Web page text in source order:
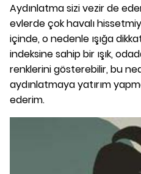
Aydınlatma sizi vezir de
evlerde çok havalı
içinde, o nedenle ışığa
indeksine sahip bir ışık,
renklerini gösterebilir, bu
aydınlatmaya yatırım
ederim.